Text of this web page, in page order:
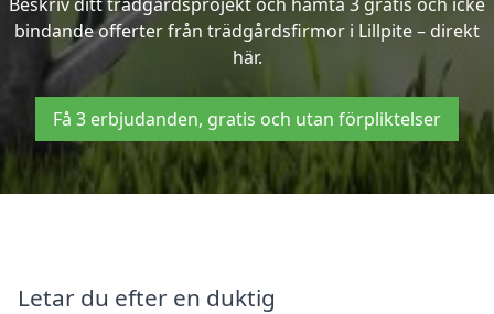
bindande offerter från trädgårdsfirmor i Lillpite – direkt
här.
Få 3 erbjudanden, gratis och utan förpliktelser
Letar du efter en duktig